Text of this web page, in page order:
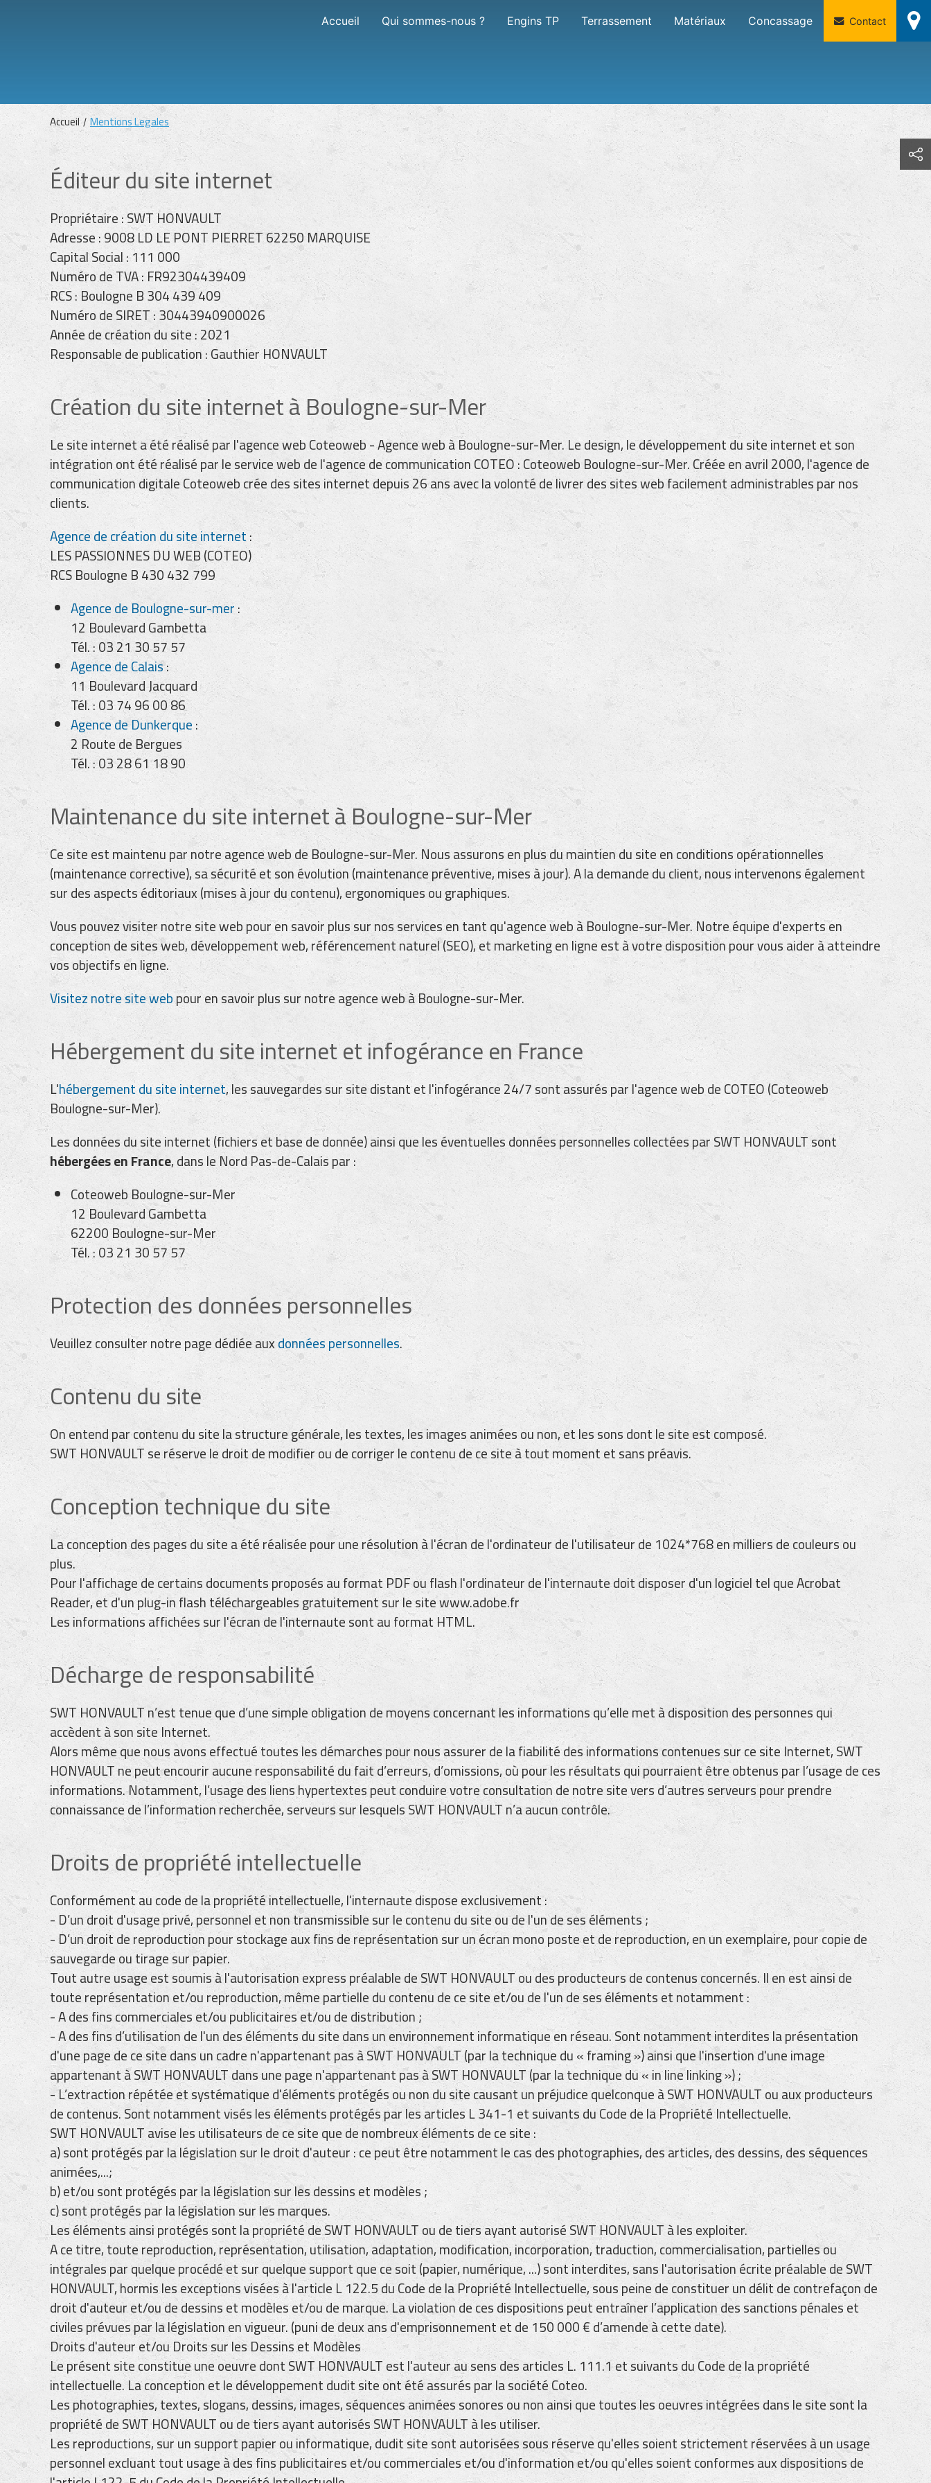
Accueil Qui sommes-nous ? Engins TP Terrassement Matériaux Concassage Contact
Accueil Mentions Legales
Éditeur du site internet
Propriétaire : SWT HONVAULT
Adresse : 9008 LD LE PONT PIERRET 62250 MARQUISE
Capital Social : 111 000
Numéro de TVA : FR92304439409
RCS : Boulogne B 304 439 409
Numéro de SIRET : 30443940900026
Année de création du site : 2021
Responsable de publication : Gauthier HONVAULT
Création du site internet à Boulogne-sur-Mer
Le site internet a été réalisé par l'agence web Coteoweb - Agence web à Boulogne-sur-Mer. Le design, le développement du site internet et son
intégration ont été réalisé par le service web de l'agence de communication COTEO : Coteoweb Boulogne-sur-Mer. Créée en avril 2000, l'agence de
communication digitale Coteoweb crée des sites internet depuis 26 ans avec la volonté de livrer des sites web facilement administrables par nos
clients.
Agence de création du site internet:
LES PASSIONNES DU WEB (COTEO)
RCS Boulogne B 430 432 799
Agence de Boulogne-sur-mer:
12 Boulevard Gambetta
Tél. : 03 21 30 57 57
Agence de Calais:
11 Boulevard Jacquard
Tél. : 03 74 96 00 86
Agence de Dunkerque:
2 Route de Bergues
Tél. : 03 28 61 18 90
Maintenance du site internet à Boulogne-sur-Mer
Ce site est maintenu par notre agence web de Boulogne-sur-Mer. Nous assurons en plus du maintien du site en conditions opérationnelles
(maintenance corrective), sa sécurité et son évolution (maintenance préventive, mises à jour). A la demande du client, nous intervenons également
sur des aspects éditoriaux (mises à jour du contenu), ergonomiques ou graphiques.
Vous pouvez visiter notre site web pour en savoir plus sur nos services en tant qu'agence web à Boulogne-sur-Mer. Notre équipe d'experts en
conception de sites web, développement web, référencement naturel (SEO), et marketing en ligne est à votre disposition pour vous aider à atteindre
vos objectifs en ligne.
Visitez notre site webpour en savoir plus sur notre agence web à Boulogne-sur-Mer.
Hébergement du site internet et infogérance en France
L'hébergement du site internet, les sauvegardes sur site distant et l'infogérance 24/7 sont assurés par l'agence web de COTEO (Coteoweb
Boulogne-sur-Mer).
Les données du site internet (fichiers et base de donnée) ainsi que les éventuelles données personnelles collectées par SWT HONVAULT sont
hébergées en France, dans le Nord Pas-de-Calais par :
Coteoweb Boulogne-sur-Mer
12 Boulevard Gambetta
62200 Boulogne-sur-Mer
Tél. : 03 21 30 57 57
Protection des données personnelles
Veuillez consulter notre page dédiée auxdonnées personnelles.
Contenu du site
On entend par contenu du site la structure générale, les textes, les images animées ou non, et les sons dont le site est composé.
SWT HONVAULT se réserve le droit de modifier ou de corriger le contenu de ce site à tout moment et sans préavis.
Conception technique du site
La conception des pages du site a été réalisée pour une résolution à l'écran de l'ordinateur de l'utilisateur de 1024*768 en milliers de couleurs ou
plus.
Pour l'affichage de certains documents proposés au format PDF ou flash l'ordinateur de l'internaute doit disposer d'un logiciel tel que Acrobat
Reader, et d'un plug-in flash téléchargeables gratuitement sur le site www.adobe.fr
Les informations affichées sur l'écran de l'internaute sont au format HTML.
Décharge de responsabilité
SWT HONVAULT n’est tenue que d’une simple obligation de moyens concernant les informations qu’elle met à disposition des personnes qui
accèdent à son site Internet.
Alors même que nous avons effectué toutes les démarches pour nous assurer de la fiabilité des informations contenues sur ce site Internet, SWT
HONVAULT ne peut encourir aucune responsabilité du fait d’erreurs, d’omissions, où pour les résultats qui pourraient être obtenus par l’usage de ces
informations. Notamment, l’usage des liens hypertextes peut conduire votre consultation de notre site vers d’autres serveurs pour prendre
connaissance de l’information recherchée, serveurs sur lesquels SWT HONVAULT n’a aucun contrôle.
Droits de propriété intellectuelle
Conformément au code de la propriété intellectuelle, l'internaute dispose exclusivement :
- D’un droit d'usage privé, personnel et non transmissible sur le contenu du site ou de l'un de ses éléments ;
- D’un droit de reproduction pour stockage aux fins de représentation sur un écran mono poste et de reproduction, en un exemplaire, pour copie de
sauvegarde ou tirage sur papier.
Tout autre usage est soumis à l'autorisation express préalable de SWT HONVAULT ou des producteurs de contenus concernés. Il en est ainsi de
toute représentation et/ou reproduction, même partielle du contenu de ce site et/ou de l'un de ses éléments et notamment :
- A des fins commerciales et/ou publicitaires et/ou de distribution ;
- A des fins d’utilisation de l'un des éléments du site dans un environnement informatique en réseau. Sont notamment interdites la présentation
d'une page de ce site dans un cadre n'appartenant pas à SWT HONVAULT (par la technique du « framing ») ainsi que l'insertion d'une image
appartenant à SWT HONVAULT dans une page n'appartenant pas à SWT HONVAULT (par la technique du « in line linking ») ;
- L’extraction répétée et systématique d'éléments protégés ou non du site causant un préjudice quelconque à SWT HONVAULT ou aux producteurs
de contenus. Sont notamment visés les éléments protégés par les articles L 341-1 et suivants du Code de la Propriété Intellectuelle.
SWT HONVAULT avise les utilisateurs de ce site que de nombreux éléments de ce site :
a) sont protégés par la législation sur le droit d'auteur : ce peut être notamment le cas des photographies, des articles, des dessins, des séquences
animées,...;
b) et/ou sont protégés par la législation sur les dessins et modèles ;
c) sont protégés par la législation sur les marques.
Les éléments ainsi protégés sont la propriété de SWT HONVAULT ou de tiers ayant autorisé SWT HONVAULT à les exploiter.
A ce titre, toute reproduction, représentation, utilisation, adaptation, modification, incorporation, traduction, commercialisation, partielles ou
intégrales par quelque procédé et sur quelque support que ce soit (papier, numérique, ...) sont interdites, sans l'autorisation écrite préalable de SWT
HONVAULT, hormis les exceptions visées à l'article L 122.5 du Code de la Propriété Intellectuelle, sous peine de constituer un délit de contrefaçon de
droit d'auteur et/ou de dessins et modèles et/ou de marque. La violation de ces dispositions peut entraîner l’application des sanctions pénales et
civiles prévues par la législation en vigueur. (puni de deux ans d'emprisonnement et de 150 000 € d’amende à cette date).
Droits d'auteur et/ou Droits sur les Dessins et Modèles
Le présent site constitue une oeuvre dont SWT HONVAULT est l'auteur au sens des articles L. 111.1 et suivants du Code de la propriété
intellectuelle. La conception et le développement dudit site ont été assurés par la société Coteo.
Les photographies, textes, slogans, dessins, images, séquences animées sonores ou non ainsi que toutes les oeuvres intégrées dans le site sont la
propriété de SWT HONVAULT ou de tiers ayant autorisés SWT HONVAULT à les utiliser.
Les reproductions, sur un support papier ou informatique, dudit site sont autorisées sous réserve qu'elles soient strictement réservées à un usage
personnel excluant tout usage à des fins publicitaires et/ou commerciales et/ou d'information et/ou qu'elles soient conformes aux dispositions de